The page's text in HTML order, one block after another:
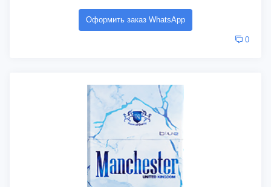
Оформить заказ WhatsApp
0